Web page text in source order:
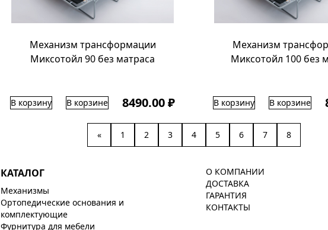
Механизм трансформации
Миксотойл 90 без матраса
В корзину В корзине 8490.00 ₽
Механизм
Миксотойл 100 без
В корзину В корзине
« 1 2 3 4 5 6 7 8
КАТАЛОГ
Механизмы
Ортопедические основания и
комплектующие
Фурнитура для мебели
О КОМПАНИИ
ДОСТАВКА
ГАРАНТИЯ
КОНТАКТЫ